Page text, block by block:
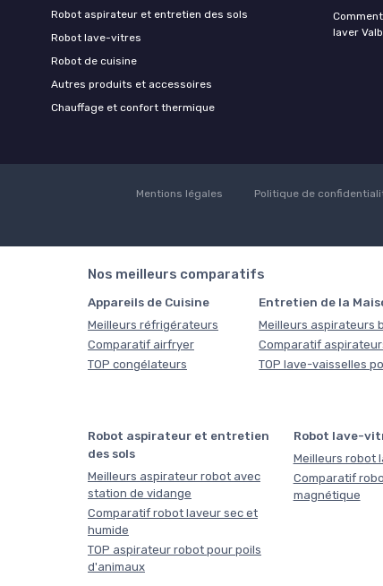
Robot aspirateur et entretien des sols
Robot lave-vitres
Robot de cuisine
Autres produits et accessoires
Chauffage et confort thermique
laver
Mentions légales Politique de
Nos meilleurs comparatifs
Appareils de Cuisine
Meilleurs réfrigérateurs
Comparatif airfryer
TOP congélateurs
Entretien de la
Meilleurs aspirateurs
Comparatif
TOP lave-vaisselles
Robot aspirateur et entretien
des sols
Meilleurs aspirateur robot avec
station de vidange
Comparatif robot laveur sec et
humide
TOP aspirateur robot pour poils
d'animaux
Robot lave-
Meilleurs robot
Comparatif
magnétique